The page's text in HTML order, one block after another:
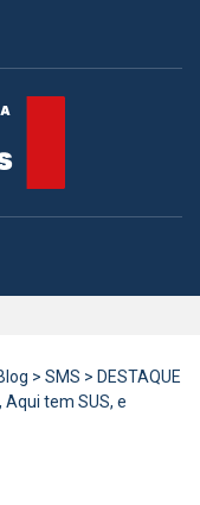
> SMS > DESTAQUE
tem SUS, e